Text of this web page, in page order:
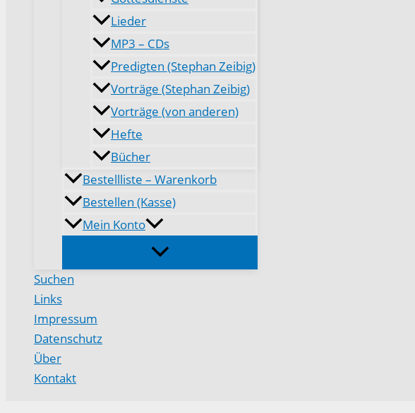
Lieder
MP3 – CDs
Predigten (Stephan Zeibig)
Vorträge (Stephan Zeibig)
Vorträge (von anderen)
Hefte
Bücher
Bestellliste – Warenkorb
Bestellen (Kasse)
Mein Konto
Suchen
Links
Impressum
Datenschutz
Über
Kontakt